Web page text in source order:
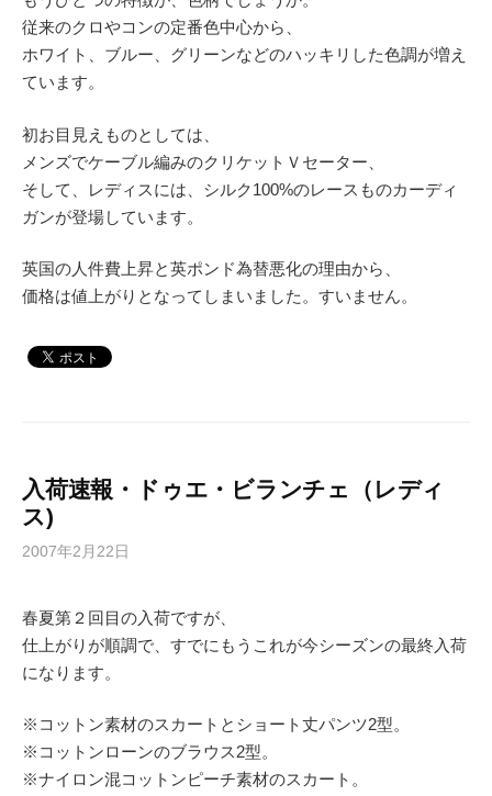
従来のクロやコンの定番色中心から、
ホワイト、ブルー、グリーンなどのハッキリした色調が増え
ています。
初お目見えものとしては、
メンズでケーブル編みのクリケットＶセーター、
そして、レディスには、シルク100%のレースものカーディ
ガンが登場しています。
英国の人件費上昇と英ポンド為替悪化の理由から、
価格は値上がりとなってしまいました。すいません。
入荷速報・ドゥエ・ビランチェ（レディ
ス)
2007年2月22日
春夏第２回目の入荷ですが、
仕上がりが順調で、すでにもうこれが今シーズンの最終入荷
になります。
※コットン素材のスカートとショート丈パンツ2型。
※コットンローンのブラウス2型。
※ナイロン混コットンピーチ素材のスカート。